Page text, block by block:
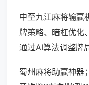
中至九江麻将输赢
牌策略、暗杠优化
通过AI算法调整牌
蜀州麻将助赢神器